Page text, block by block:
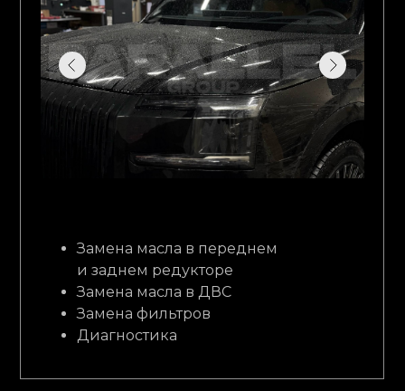
Замена масла в переднем
и заднем редукторе
Замена масла в ДВС
Замена фильтров
Диагностика